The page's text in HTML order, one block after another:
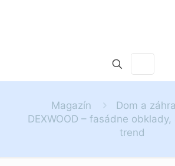
Magazín
Dom a
DEXWOOD – fasádne
trend